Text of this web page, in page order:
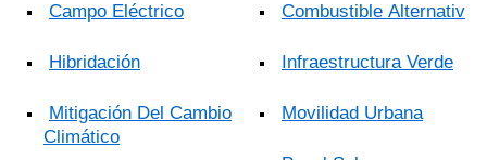
Campo Eléctrico
Hibridación
Mitigación Del Cambio
Climático
Combustible Alternativo
Infraestructura Verde
Movilidad Urbana